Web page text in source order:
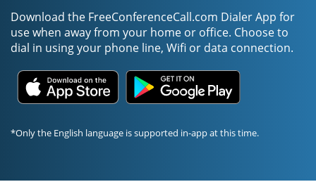
Download the FreeConferenceCall.com Dialer App for
use when away from your home or office. Choose to
dial in using your phone line, Wifi or data connection.
*Only the English language is supported in-app at this time.